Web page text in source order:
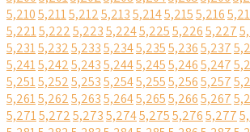
5,2105,2115,2125,2135,2145,2155,216
5,2215,2225,2235,2245,2255,2265,227
5,2315,2325,2335,2345,2355,2365,237
5,2415,2425,2435,2445,2455,2465,247
5,2515,2525,2535,2545,2555,2565,257
5,2615,2625,2635,2645,2655,2665,267
5,2715,2725,2735,2745,2755,2765,277